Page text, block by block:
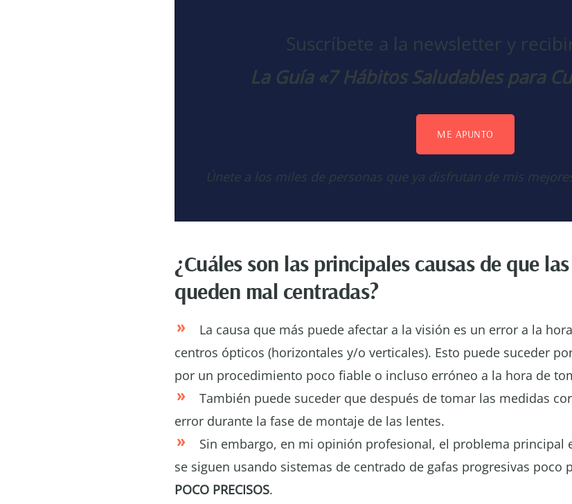
Suscríbete a la newsletter y
La Guía «7 Hábitos Saludables para
ME APUNTO
Únete a los miles de personas que ya disfrutan de mis
¿Cuáles son las principales causas de que
queden mal centradas?
La causa que más puede afectar a la visión es un error a la
centros ópticos (horizontales y/o verticales). Esto puede suceder
por un procedimiento poco fiable o incluso erróneo a la hora de
También puede suceder que después de tomar las medidas
error durante la fase de montaje de las lentes.
Sin embargo, en mi opinión profesional, el problema principal
se siguen usando sistemas de centrado de gafas progresivas poco
POCO PRECISOS.